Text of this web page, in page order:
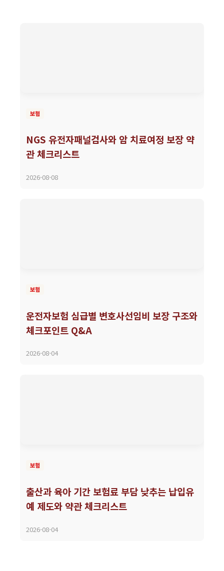
보험
NGS 유전자패널검사와 암 치료여정 보장 약
관 체크리스트
2026-08-08
보험
운전자보험 심급별 변호사선임비 보장 구조와
체크포인트 Q&A
2026-08-04
보험
출산과 육아 기간 보험료 부담 낮추는 납입유
예 제도와 약관 체크리스트
2026-08-04